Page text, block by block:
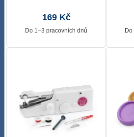
169 Kč
Do 1–3 pracovních dnů